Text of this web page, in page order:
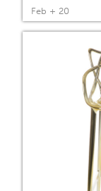
Feb + 20